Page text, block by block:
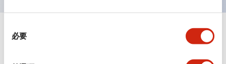
必要
規格 顯示全部 +